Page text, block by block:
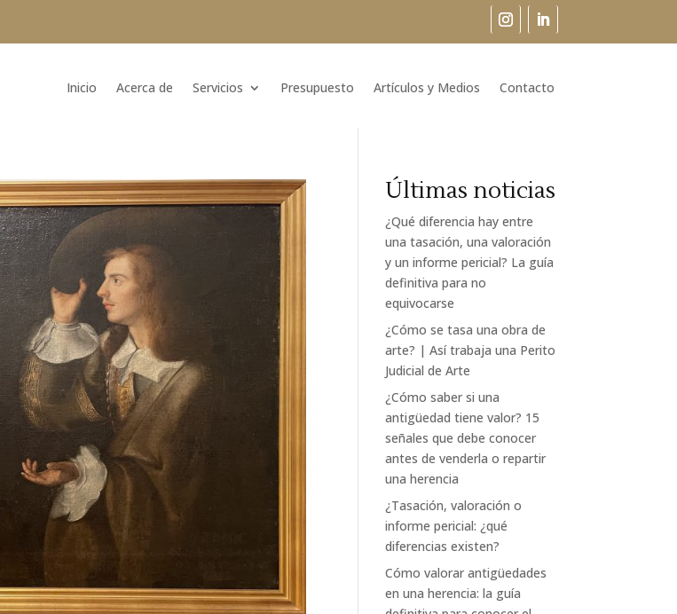
Inicio Acerca de Servicios Presupuesto Artículos y Medios Contacto
Últimas noticias
¿Qué diferencia hay entre
una tasación, una valoración
y un informe pericial? La guía
definitiva para no
equivocarse
¿Cómo se tasa una obra de
arte? | Así trabaja una Perito
Judicial de Arte
¿Cómo saber si una
antigüedad tiene valor? 15
señales que debe conocer
antes de venderla o repartir
una herencia
¿Tasación, valoración o
informe pericial: ¿qué
diferencias existen?
Cómo valorar antigüedades
en una herencia: la guía